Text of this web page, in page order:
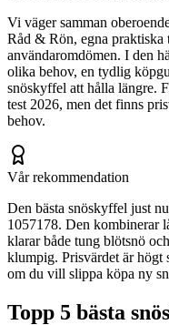
Vi väger samman
Råd & Rön, egna praktiska
användaromdömen. I den
olika behov, en tydlig
snöskyffel att hålla längre.
test 2026, men det finns
behov.
Vår rekommendation
Den bästa snöskyffel just
1057178. Den kombinerar
klarar både tung blötsnö
klumpig. Prisvärdet är
om du vill slippa köpa ny
Topp 5 bästa